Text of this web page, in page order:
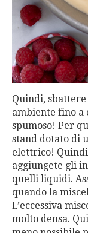
Quindi,
ambiente fino a
spumoso! Per
stand dotato di
elettrico!
aggiungete gli
quelli liquidi.
quando la
L’eccessiva
molto densa.